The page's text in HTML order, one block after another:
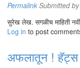
Permalink Submitted by
सुरेख लेख. सगळीच माहिती
Log in to post
अफलातून !